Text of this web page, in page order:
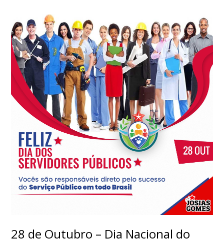
28 de Outubro – Dia Nacional do